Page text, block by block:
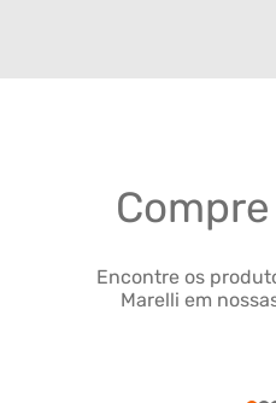
Encontre os
Marelli em